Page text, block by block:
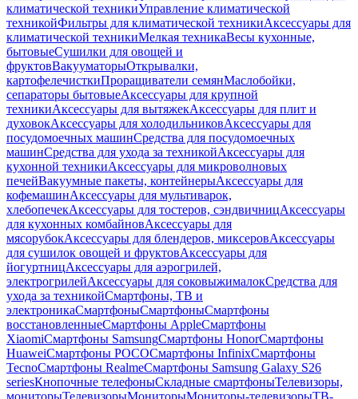
климатической техникиУправление климатической
техникойФильтры для климатической техникиАксессуары для
климатической техникиМелкая техникаВесы кухонные,
бытовыеСушилки для овощей и
фруктовВакууматорыОткрывалки,
картофелечисткиПроращиватели семянМаслобойки,
сепараторы бытовыеАксессуары для крупной
техникиАксессуары для вытяжекАксессуары для плит и
духовокАксессуары для холодильниковАксессуары для
посудомоечных машинСредства для посудомоечных
машинСредства для ухода за техникойАксессуары для
кухонной техникиАксессуары для микроволновых
печейВакуумные пакеты, контейнерыАксессуары для
кофемашинАксессуары для мультиварок,
хлебопечекАксессуары для тостеров, сэндвичницАксессуары
для кухонных комбайновАксессуары для
мясорубокАксессуары для блендеров, миксеровАксессуары
для сушилок овощей и фруктовАксессуары для
йогуртницАксессуары для аэрогрилей,
электрогрилейАксессуары для соковыжималокСредства для
ухода за техникойСмартфоны, ТВ и
электроникаСмартфоныСмартфоныСмартфоны
восстановленныеСмартфоны AppleСмартфоны
XiaomiСмартфоны SamsungСмартфоны HonorСмартфоны
HuaweiСмартфоны POCOСмартфоны InfinixСмартфоны
TecnoСмартфоны RealmeСмартфоны Samsung Galaxy S26
seriesКнопочные телефоныСкладные смартфоныТелевизоры,
мониторыТелевизорыМониторыМониторы-телевизорыТВ-